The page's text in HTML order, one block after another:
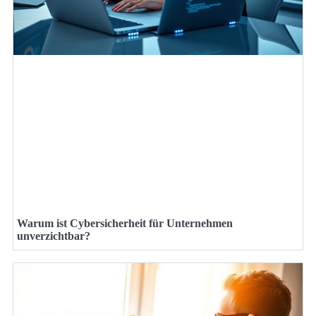
Warum ist Cybersicherheit für Unternehmen
unverzichtbar?